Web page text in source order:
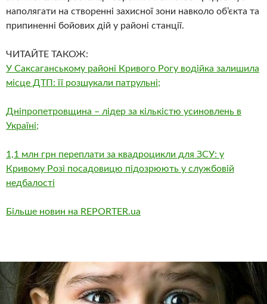
наполягати на створенні захисної зони навколо об’єкта та
припиненні бойових дій у районі станції.
ЧИТАЙТЕ ТАКОЖ:
У Саксаганському районі Кривого Рогу водійка залишила
місце ДТП: її розшукали патрульні;
Дніпропетровщина – лідер за кількістю усиновлень в
Україні;
1,1 млн грн переплати за квадроцикли для ЗСУ: у
Кривому Розі посадовицю підозрюють у службовій
недбалості
Більше новин на REPORTER.ua